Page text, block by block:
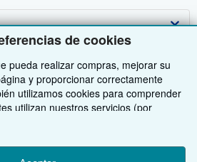
de cookies
pueda realizar compras, mejorar su
y proporcionar correctamente
utilizamos cookies para comprender
utilizan nuestros servicios (por
al sitio) y así poder realizar mejoras.
en los anuncios y medir el
afiliados